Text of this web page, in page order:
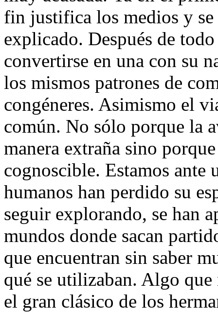
fin justifica los medios y
explicado. Después de
convertirse en una con su
los mismos patrones de
congéneres. Asimismo el
común. No sólo porque la
manera extraña sino
cognoscible. Estamos ante
humanos han perdido su
seguir explorando, se han
mundos donde sacan
que encuentran sin saber
qué se utilizaban. Algo
el gran clásico de los